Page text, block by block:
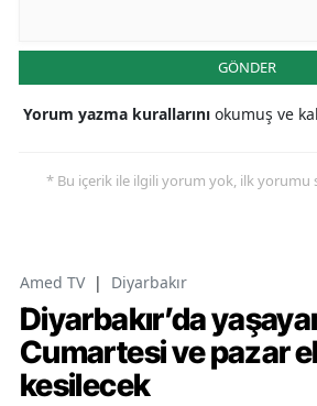
GÖNDER
Yorum yazma kurallarını okumuş ve
* Bu içerik ile ilgili yorum yok, ilk yorumu
Amed TV | Diyarbakır
Diyarbakır’da
Cumartesi ve pazar
kesilecek